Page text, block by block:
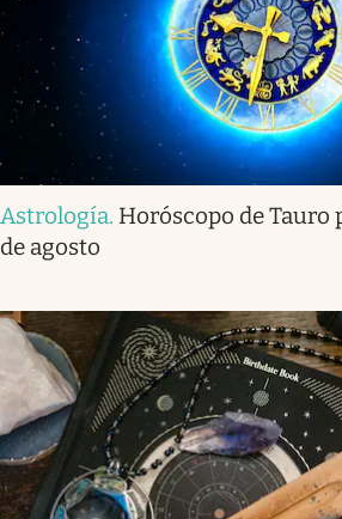
Astrología. Horóscopo de Tauro
de agosto